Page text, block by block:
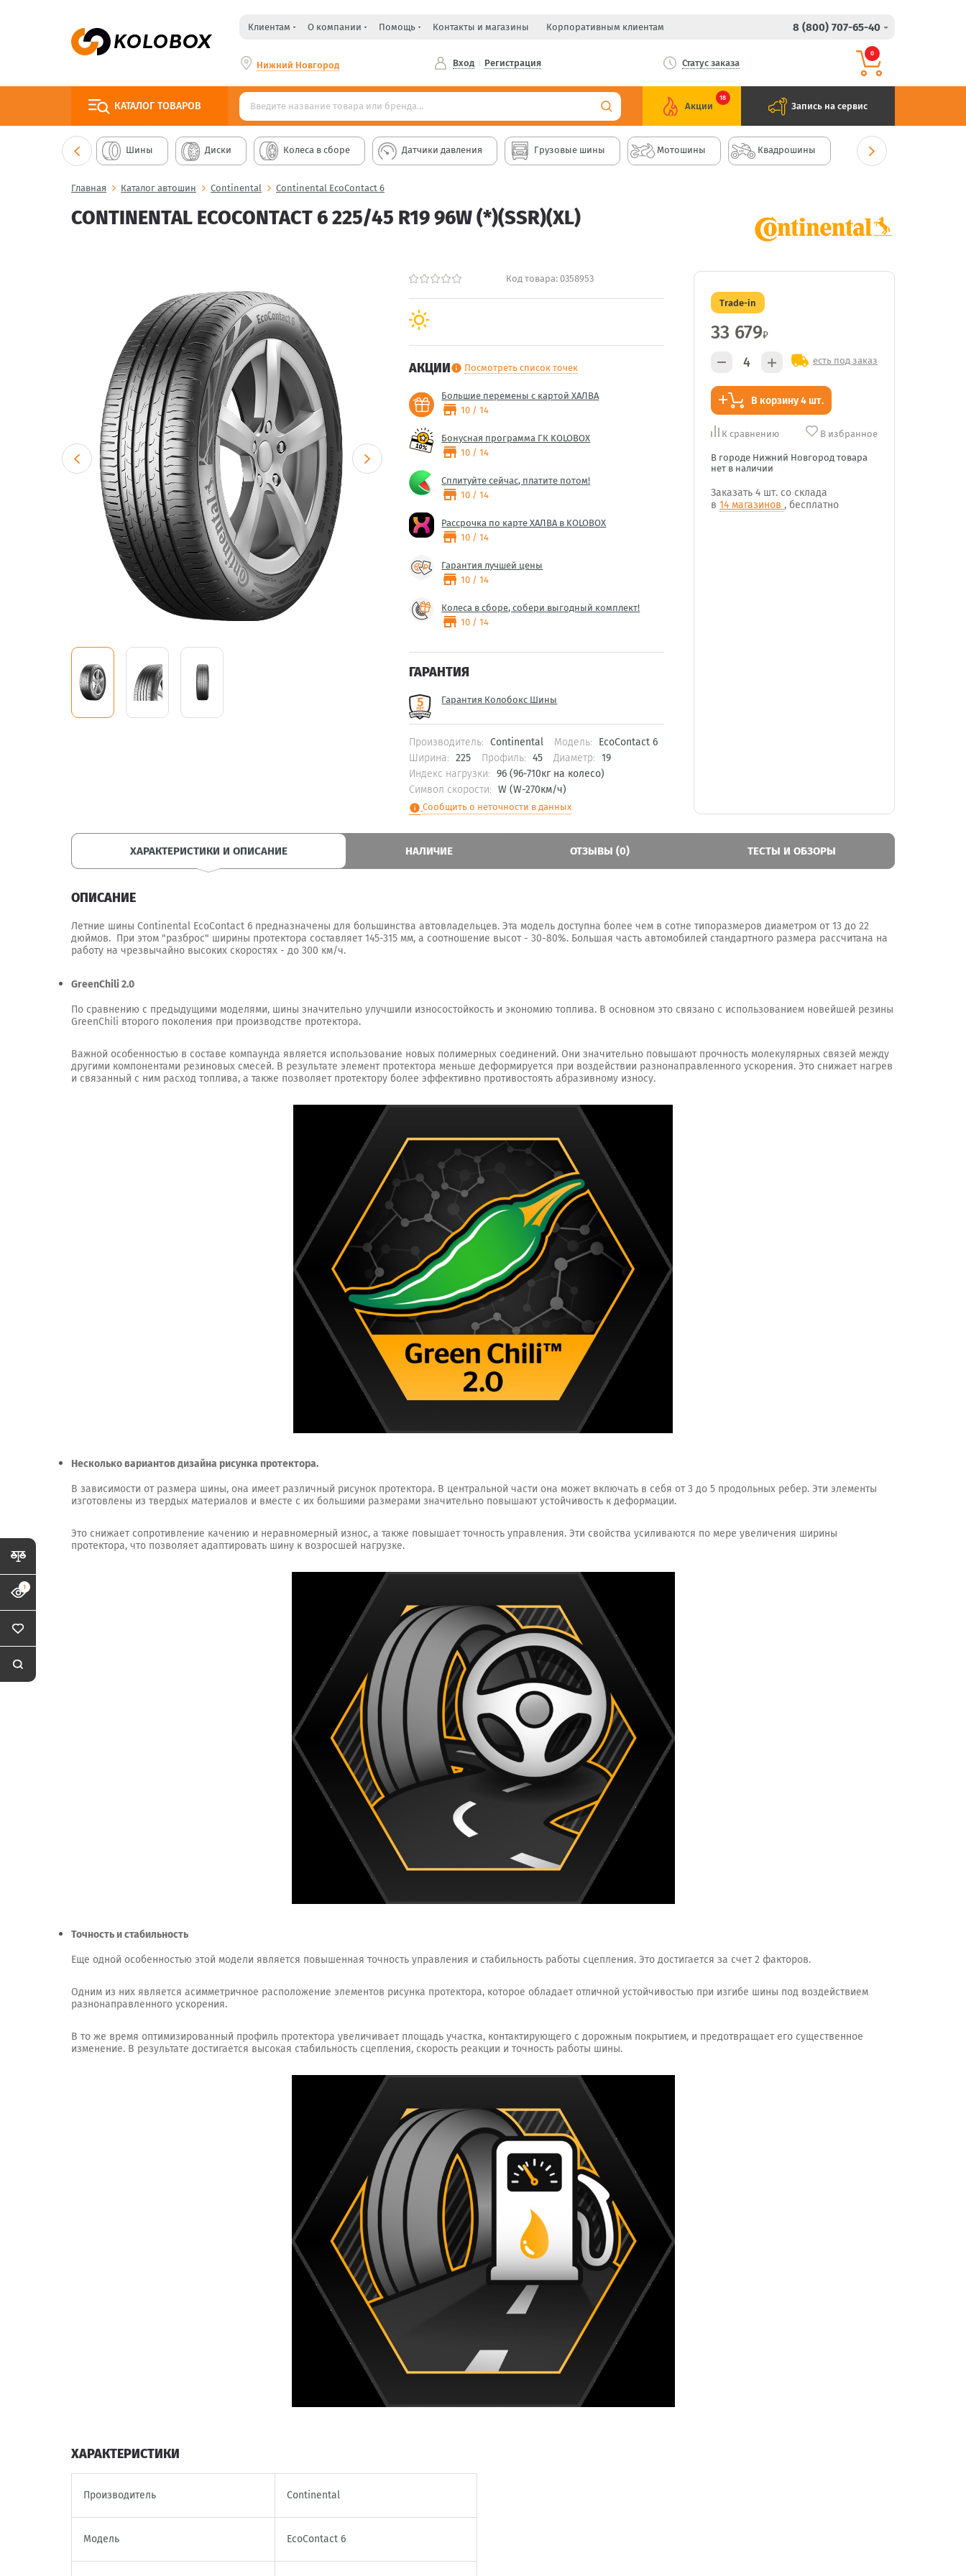
Клиентам О компании Помощь Контакты и магазины Корпоративным клиентам 8 (800) 707-65-40
Нижний Новгород Вход Регистрация Статус заказа
0
КАТАЛОГ ТОВАРОВ Акции
18
Запись на сервис
Шины Диски Колеса в сборе Датчики давления Грузовые шины Мотошины Квадрошины
Главная Каталог автошин Continental Continental EcoContact 6
CONTINENTAL ECOCONTACT 6 225/45 R19 96W (*)(SSR)(XL)
Код товара:0358953
АКЦИИinfo Посмотреть список точек
Большие перемены с картой ХАЛВА
store 10 / 14
Бонусная программа ГК KOLOBOX
store 10 / 14
Сплитуйте сейчас, платите потом!
store 10 / 14
Рассрочка по карте ХАЛВА в KOLOBOX
store 10 / 14
Гарантия лучшей цены
store 10 / 14
Колеса в сборе, собери выгодный комплект!
store 10 / 14
ГАРАНТИЯ
Гарантия Колобокс Шины
Производитель: Continental Модель:
EcoContact 6
Ширина:
225 Профиль: 45 Диаметр:
19
Индекс нагрузки:
96 (96-710кг на колесо)
Символ скорости:
W (W-270км/ч)
info Сообщить о неточности в данных
Trade-in
33 679₽
есть под заказ
В корзину 4 шт.
К сравнению В избранное
В городе Нижний Новгород товара
нет в наличии
Заказать 4 шт. со склада
в 14 магазинов , бесплатно
ХАРАКТЕРИСТИКИ И ОПИСАНИЕ НАЛИЧИЕ ОТЗЫВЫ (0) ТЕСТЫ И ОБЗОРЫ
ОПИСАНИЕ
Летние шины Continental EcoContact 6 предназначены для большинства автовладельцев. Эта модель доступна более чем в сотне типоразмеров диаметром от 13 до 22
дюймов. При этом "разброс" ширины протектора составляет 145-315 мм, а соотношение высот - 30-80%. Большая часть автомобилей стандартного размера рассчитана на
работу на чрезвычайно высоких скоростях - до 300 км/ч.
GreenChili 2.0
По сравнению с предыдущими моделями, шины значительно улучшили износостойкость и экономию топлива. В основном это связано с использованием новейшей резины
GreenChili второго поколения при производстве протектора.
Важной особенностью в составе компаунда является использование новых полимерных соединений. Они значительно повышают прочность молекулярных связей между
другими компонентами резиновых смесей. В результате элемент протектора меньше деформируется при воздействии разнонаправленного ускорения. Это снижает нагрев
и связанный с ним расход топлива, а также позволяет протектору более эффективно противостоять абразивному износу.
Несколько вариантов дизайна рисунка протектора.
В зависимости от размера шины, она имеет различный рисунок протектора. В центральной части она может включать в себя от 3 до 5 продольных ребер. Эти элементы
изготовлены из твердых материалов и вместе с их большими размерами значительно повышают устойчивость к деформации.
Это снижает сопротивление качению и неравномерный износ, а также повышает точность управления. Эти свойства усиливаются по мере увеличения ширины
протектора, что позволяет адаптировать шину к возросшей нагрузке.
Точность и стабильность
Еще одной особенностью этой модели является повышенная точность управления и стабильность работы сцепления. Это достигается за счет 2 факторов.
Одним из них является асимметричное расположение элементов рисунка протектора, которое обладает отличной устойчивостью при изгибе шины под воздействием
разнонаправленного ускорения.
В то же время оптимизированный профиль протектора увеличивает площадь участка, контактирующего с дорожным покрытием, и предотвращает его существенное
изменение. В результате достигается высокая стабильность сцепления, скорость реакции и точность работы шины.
ХАРАКТЕРИСТИКИ
Производитель Continental
Модель EcoContact 6
1